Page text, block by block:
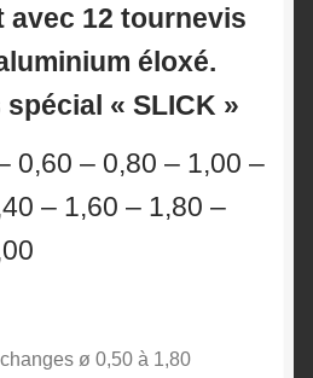
avec 12 tournevis
éloxé.
« SLICK »
0,60 – 0,80 – 1,00 –
– 1,60 – 1,80 –
ø 0,50 à 1,80